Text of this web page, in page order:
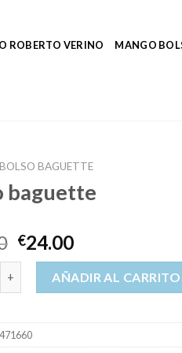
ROBERTO VERINO MANGO
BOLSO BAGUETTE
baguette
€24.00
cantidadAÑADIR AL CARRITO